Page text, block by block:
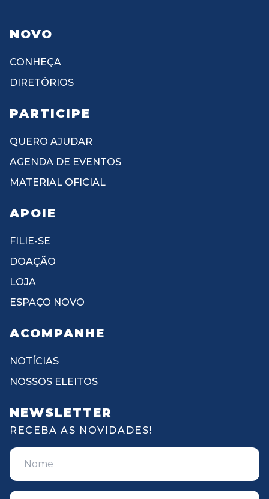
NOVO
CONHEÇA
DIRETÓRIOS
PARTICIPE
QUERO AJUDAR
AGENDA DE EVENTOS
MATERIAL OFICIAL
APOIE
FILIE-SE
DOAÇÃO
LOJA
ESPAÇO NOVO
ACOMPANHE
NOTÍCIAS
NOSSOS ELEITOS
NEWSLETTER
RECEBA AS NOVIDADES!